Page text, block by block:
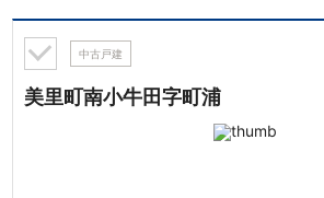
中古戸建
美里町南小牛田字町浦